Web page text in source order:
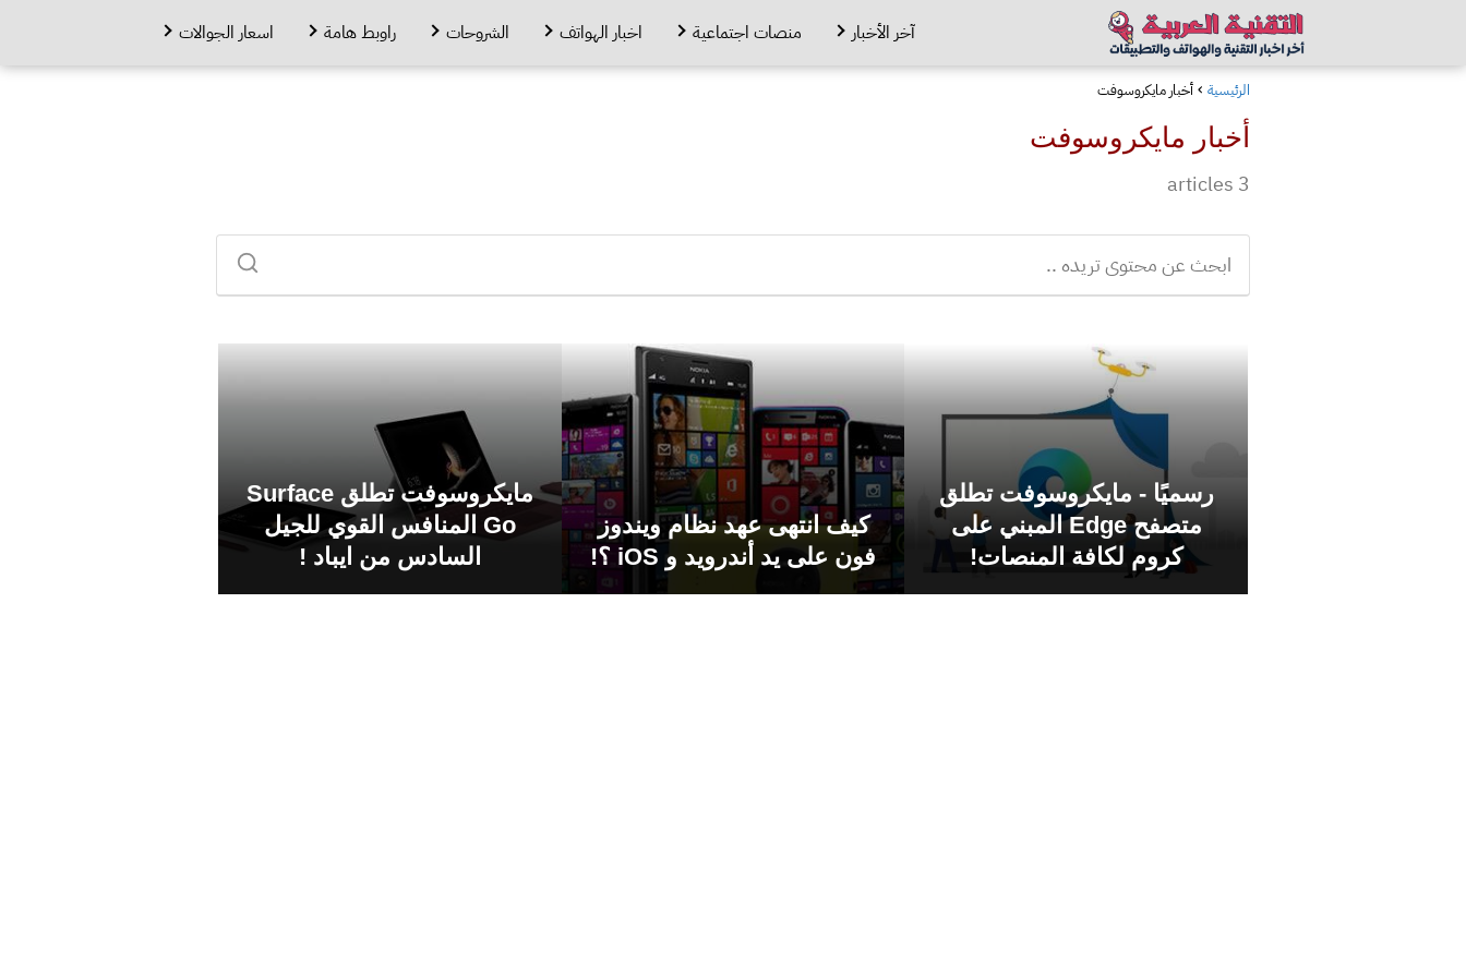
آخر الأخبار منصات اجتماعية اخبار الهواتف الشروحات راوبط هامة اسعار الجوالات
الرئيسية أخبار مايكروسوفت
أخبار مايكروسوفت
3 articles
رسميًا - مايكروسوفت تطلق
متصفح Edge المبني على
كروم لكافة المنصات!
كيف انتهى عهد نظام ويندوز
فون على يد أندرويد و iOS ؟!
مايكروسوفت تطلق Surface
Go المنافس القوي للجيل
السادس من ايباد !